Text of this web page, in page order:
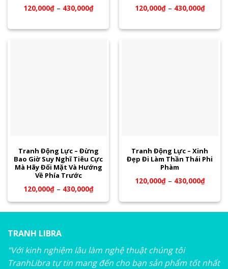
120,000₫– 430,000₫ 120,000₫– 430,000₫
Tranh Động Lực – Đừng
Bao Giờ Suy Nghĩ Tiêu Cực
Mà Hãy Đối Mặt Và Hướng
Về Phía Trước
120,000₫– 430,000₫
Tranh Động Lực – Xinh
Đẹp Đi Làm Thần Thái Phi
Phàm
120,000₫– 430,000₫
TRANH LIBRA
"Với kinh nghiệm lâu làm nghệ thuật chúng tôi
TranhLibra tự tin mang đến cho bạn sản phẩm tốt nhất